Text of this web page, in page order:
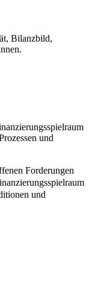
Bilanzbild,
und
Forderungen
und